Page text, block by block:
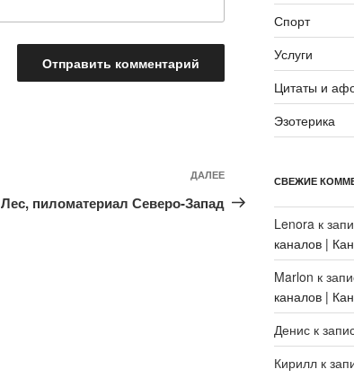
Следующая
запись
ДАЛЕЕ
Лес, пиломатериал Северо-Запад
Спорт
Услуги
Цитаты и
Эзотерика
СВЕЖИЕ
Lenoraк
каналов |
Marlon к
каналов |
Дениск
Кириллк